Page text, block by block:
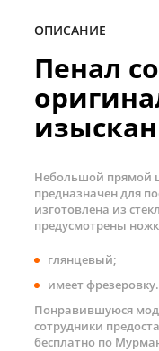
ОПИСАНИЕ
Пенал
Небольшой прямой
предназначен для
изготовлена из
предусмотрены
глянцевый;
имеет фрезеровку.
Понравившуюся
сотрудники
бесплатно по